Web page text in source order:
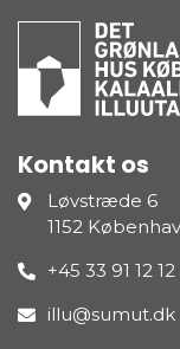
Kontakt os
Løvstræde 6
1152
+45 33 91 12 12
illu@sumut.dk